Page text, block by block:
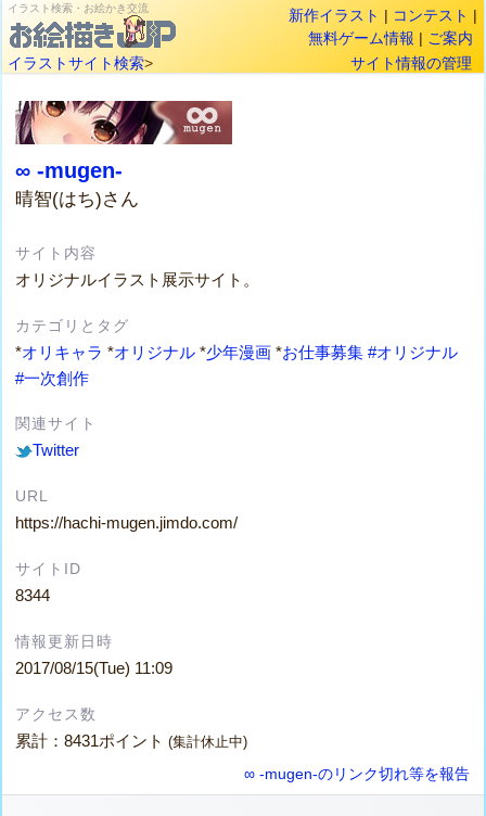
イラスト検索・お絵かき交流 新作イラスト | コンテスト |
無料ゲーム情報 | ご案内
イラストサイト検索> サイト情報の管理
∞ -mugen-
晴智(はち)さん
サイト内容
オリジナルイラスト展示サイト。
カテゴリとタグ
*オリキャラ *オリジナル *少年漫画 *お仕事募集 #オリジナル
#一次創作
関連サイト
Twitter
URL
https://hachi-mugen.jimdo.com/
サイトID
8344
情報更新日時
2017/08/15(Tue) 11:09
アクセス数
累計：8431ポイント(集計休止中)
∞ -mugen-のリンク切れ等を報告